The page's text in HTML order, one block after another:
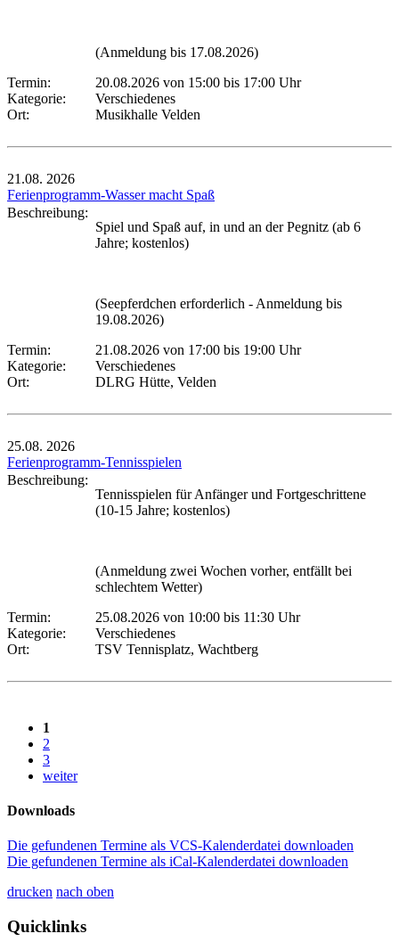
(Anmeldung bis 17.08.2026)
Termin:
20.08.2026 von 15:00 bis 17:00 Uhr
Kategorie:
Verschiedenes
Ort:
Musikhalle Velden
21.08. 2026
Ferienprogramm-Wasser macht Spaß
Beschreibung:
Spiel und Spaß auf, in und an der Pegnitz (ab 6
Jahre; kostenlos)
(Seepferdchen erforderlich - Anmeldung bis
19.08.2026)
Termin:
21.08.2026 von 17:00 bis 19:00 Uhr
Kategorie:
Verschiedenes
Ort:
DLRG Hütte, Velden
25.08. 2026
Ferienprogramm-Tennisspielen
Beschreibung:
Tennisspielen für Anfänger und Fortgeschrittene
(10-15 Jahre; kostenlos)
(Anmeldung zwei Wochen vorher, entfällt bei
schlechtem Wetter)
Termin:
25.08.2026 von 10:00 bis 11:30 Uhr
Kategorie:
Verschiedenes
Ort:
TSV Tennisplatz, Wachtberg
1
2
3
weiter
Downloads
Die gefundenen Termine als VCS-Kalenderdatei downloaden
Die gefundenen Termine als iCal-Kalenderdatei downloaden
drucken nach oben
Quicklinks